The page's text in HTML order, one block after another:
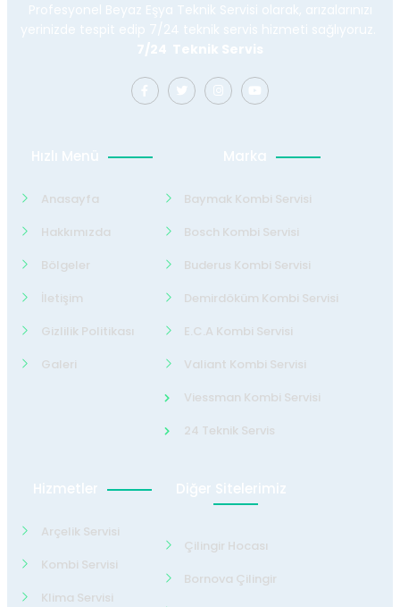
Profesyonel Beyaz Eşya Teknik Servisi olarak, arızalarınızı
yerinizde tespit edip 7/24 teknik servis hizmeti sağlıyoruz.
7/24 Teknik Servis
Hızlı Menü
Anasayfa
Hakkımızda
Bölgeler
İletişim
Gizlilik Politikası
Galeri
Marka
Baymak Kombi Servisi
Bosch Kombi Servisi
Buderus Kombi Servisi
Demirdöküm Kombi Servisi
E.C.A Kombi Servisi
Valiant Kombi Servisi
Viessman Kombi Servisi
24 Teknik Servis
Hizmetler
Arçelik Servisi
Kombi Servisi
Klima Servisi
Diğer Sitelerimiz
Çilingir Hocası
Bornova Çilingir